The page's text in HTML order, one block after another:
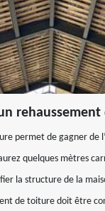
permet de gagner de
quelques mètres
la structure de la
de toiture doit être